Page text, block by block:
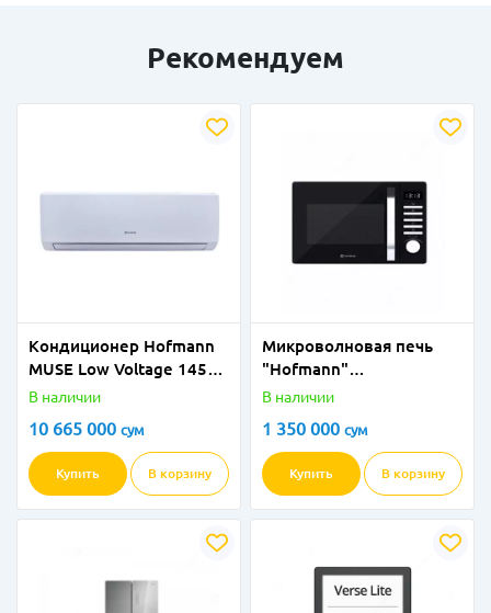
Рекомендуем
Кондиционер Hofmann
MUSE Low Voltage 145V-
265V - 24
В наличии
10 665 000 сум
Купить В корзину
Микроволновая печь
"Hofmann"
MW820DHSВК/HF
В наличии
1 350 000 сум
Купить В корзину